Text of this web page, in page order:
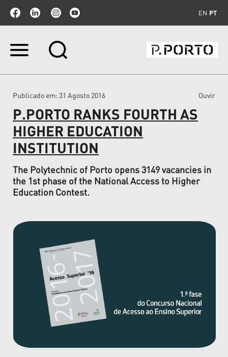
EN PT
Ir
Ir
navegação
Publicado em: 31 Agosto 2016 Ouvir
P.PORTO RANKS FOURTH AS
HIGHER EDUCATION
INSTITUTION
The Polytechnic of Porto opens 3149 vacancies in
the 1st phase of the National Access to Higher
Education Contest.